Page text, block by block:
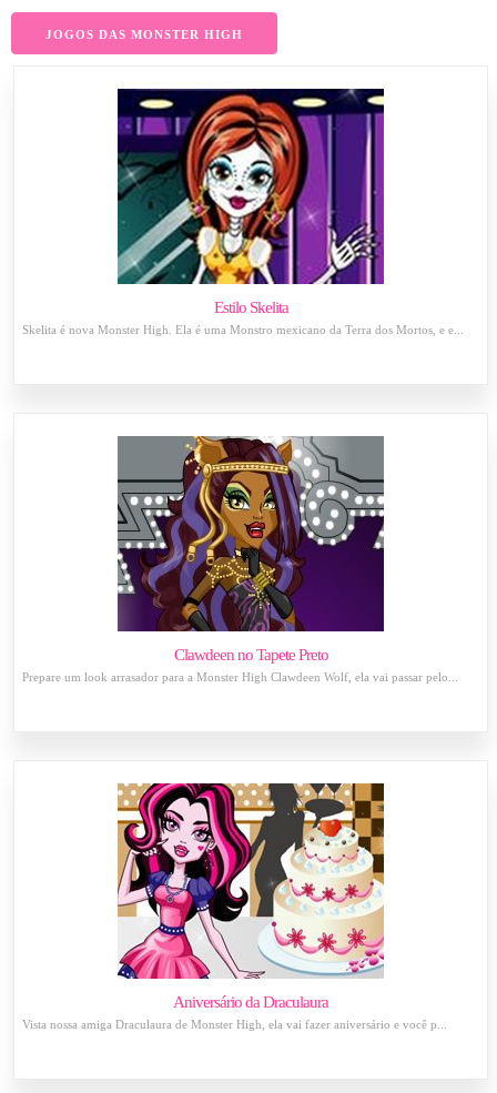
JOGOS DAS MONSTER HIGH
Estilo Skelita
Skelita é nova Monster High. Ela é uma Monstro mexicano da Terra dos Mortos, e e...
Clawdeen no Tapete Preto
Prepare um look arrasador para a Monster High Clawdeen Wolf, ela vai passar pelo...
Aniversário da Draculaura
Vista nossa amiga Draculaura de Monster High, ela vai fazer aniversário e você p...